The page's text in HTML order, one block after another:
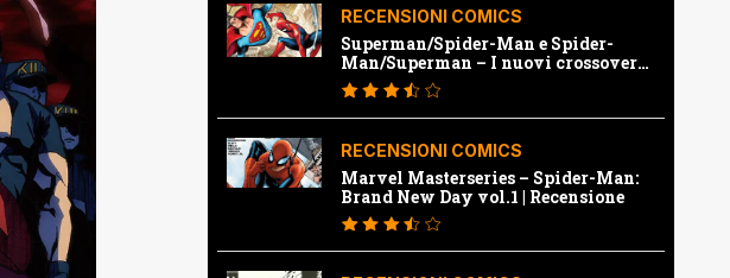
RECENSIONI COMICS
Superman/Spider-Man e Spider-
Man/Superman – I nuovi crossover
Marvel e Dc | Recensione
RECENSIONI COMICS
Marvel Masterseries – Spider-Man:
Brand New Day vol.1 | Recensione